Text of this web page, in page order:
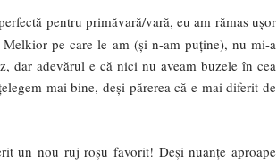
pentru primăvară/vară, eu am rămas ușor
pe care le am (și n-am puține), nu mi-a
dar adevărul e că nici nu aveam buzele în cea
mai bine, deși părerea că e mai diferit de
un nou ruj roșu favorit! Deși nuanțe aproape